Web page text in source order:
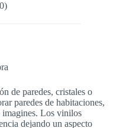
de paredes, cristales o
paredes de habitaciones,
imagines. Los vinilos
dejando un aspecto